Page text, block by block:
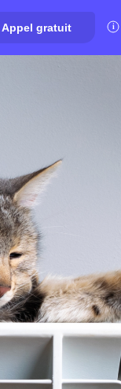
Appel gratuit